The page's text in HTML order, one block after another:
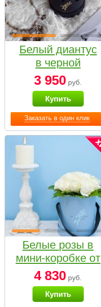
Заказать в один клик
Белый диантус
в черной
коробке Small
3 950 руб.
Купить
Белые розы в
мини-коробке от
Bella Fiori
4 830 руб.
Купить